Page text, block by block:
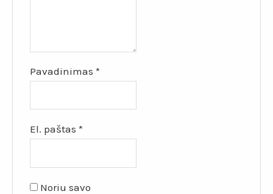
Pavadinimas*
El. paštas*
Noriu savo